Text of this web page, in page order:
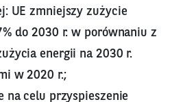
UE zmniejszy zużycie
do 2030 r. w porównaniu z
energii na 2030 r.
w 2020 r.;
na celu przyspieszenie